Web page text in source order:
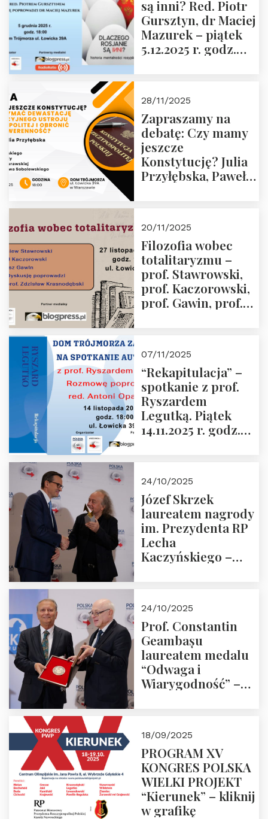
Wyklętych i
Więźniów
Politycznych PRL o
godz. 16:00 – 19
są inni? Red. Piotr
Gursztyn, dr Maciej
Mazurek – piątek
5.12.2025 r. godz.
28/11/2025
Zapraszamy na
debatę: Czy mamy
jeszcze
Konstytucję? Julia
Przyłębska, Paweł
Przemysław
Sobolewski – 4
grudnia 2025 r.
godz. 18:00.
20/11/2025
Filozofia wobec
totalitaryzmu –
prof. Stawrowski,
prof. Kaczorowski,
prof. Gawin, prof.
07/11/2025
“Rekapitulacja” –
spotkanie z prof.
Ryszardem
Legutką. Piątek
14.11.2025 r. godz.
24/10/2025
Józef Skrzek
laureatem nagrody
im. Prezydenta RP
Lecha
Kaczyńskiego –
24/10/2025
Prof. Constantin
Geambașu
laureatem medalu
“Odwaga i
Wiarygodność” –
18/09/2025
PROGRAM XV
KONGRES POLSKA
WIELKI PROJEKT
“Kierunek” – kliknij
w grafikę